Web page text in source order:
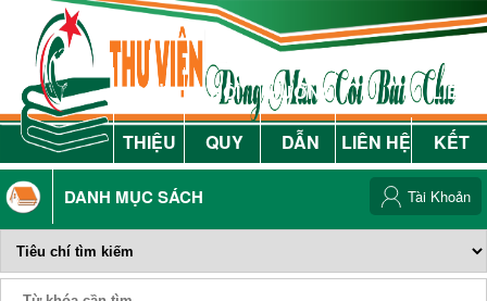
GIỚI
THIỆU
NỘI
QUY
HƯỚNG
DẪN
LIÊN HỆ
LIÊN
KẾT
DANH MỤC SÁCH Tài Khoản